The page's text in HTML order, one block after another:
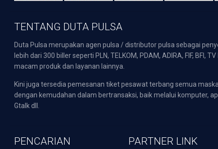
TENTANG DUTA PULSA
Duta Pulsa merupakan agen pulsa / distributor pulsa sebagai
lebih dari 300 biller seperti PLN, TELKOM, PDAM, ADIRA, FIF,
macam produk dan layanan lainnya.
Kini juga tersedia pemesanan tiket pesawat terbang semua
dengan kemudahan dalam bertransaksi, baik melalui komputer,
Gtalk dll.
PENCARIAN PARTNER LINK